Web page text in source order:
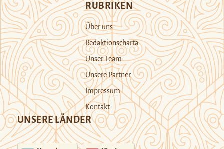
RUBRIKEN
Über uns
Redaktionscharta
Unser Team
Unsere Partner
Impressum
Kontakt
UNSERE LÄNDER